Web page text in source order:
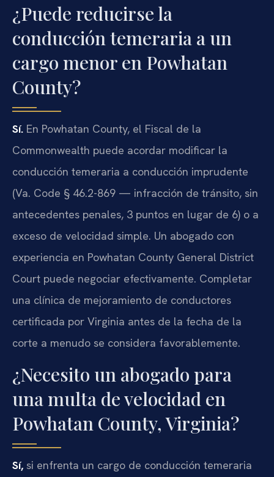
¿Puede reducirse la
conducción temeraria a un
cargo menor en Powhatan
County?
Sí. En Powhatan County, el Fiscal de la
Commonwealth puede acordar modificar la
conducción temeraria a conducción imprudente
(Va. Code § 46.2-869 — infracción de tránsito, sin
antecedentes penales, 3 puntos en lugar de 6) o a
exceso de velocidad simple. Un abogado con
experiencia en Powhatan County General District
Court puede negociar efectivamente. Completar
una clínica de mejoramiento de conductores
certificada por Virginia antes de la fecha de la
corte a menudo se considera favorablemente.
¿Necesito un abogado para
una multa de velocidad en
Powhatan County, Virginia?
Sí, si enfrenta un cargo de conducción temeraria